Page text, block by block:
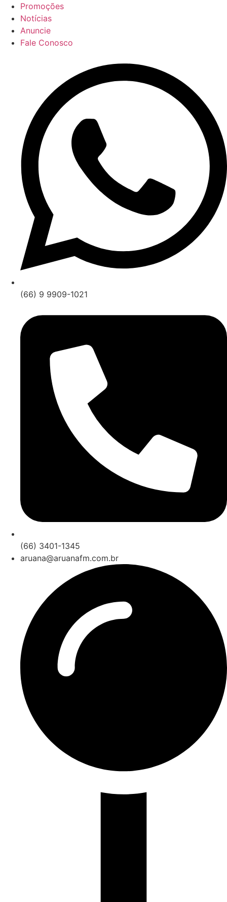
Promoções
Notícias
Anuncie
Fale Conosco
(66) 9 9909-1021
(66) 3401-1345
aruana@aruanafm.com.br